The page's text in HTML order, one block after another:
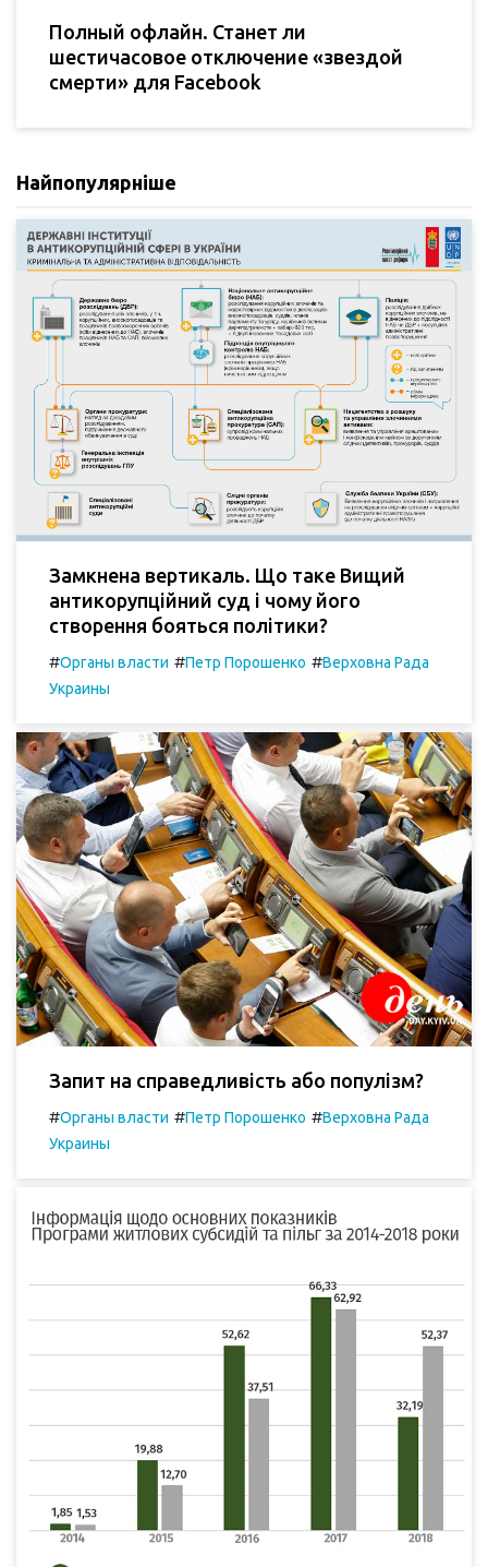
Полный офлайн. Станет ли
шестичасовое отключение «звездой
смерти» для Facebook
Найпопулярніше
Замкнена вертикаль. Що таке Вищий
антикорупційний суд і чому його
створення бояться політики?
#Органы власти #Петр Порошенко #Верховна Рада
Украины
Запит на справедливість або популізм?
#Органы власти #Петр Порошенко #Верховна Рада
Украины